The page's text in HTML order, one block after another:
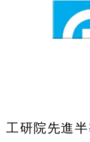
工研院先進